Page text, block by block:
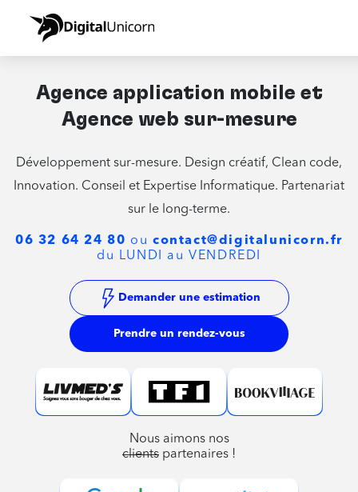
Agence application mobile et
Agence web sur-mesure
Développement sur-mesure. Design créatif, Clean code,
Innovation. Conseil et Expertise Informatique. Partenariat
sur le long-terme.
06 32 64 24 80 ou contact@digitalunicorn.fr
du LUNDI au VENDREDI
Demander une estimation
Prendre un rendez-vous
Nous aimons nos
clients partenaires !